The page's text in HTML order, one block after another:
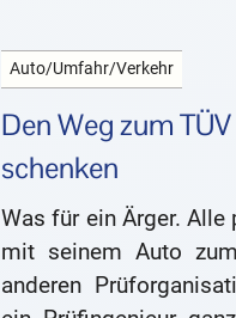
Auto/Umfahr/Verkehr
Den Weg zum
schenken
Was für ein Ärger. Alle
mit seinem Auto
anderen